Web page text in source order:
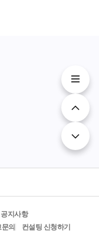
공지사항
의 컨설팅 신청하기